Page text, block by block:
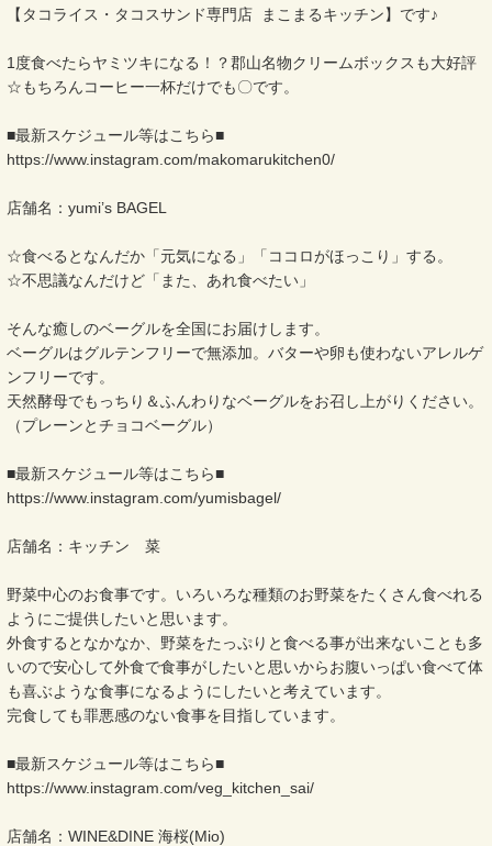
【タコライス・タコスサンド専門店 まこまるキッチン】です♪
1度食べたらヤミツキになる！？郡山名物クリームボックスも大好評
☆もちろんコーヒー一杯だけでも〇です。
■最新スケジュール等はこちら■
https://www.instagram.com/makomarukitchen0/
店舗名：yumi’s BAGEL
☆食べるとなんだか「元気になる」「ココロがほっこり」する。
☆不思議なんだけど「また、あれ食べたい」
そんな癒しのベーグルを全国にお届けします。
ベーグルはグルテンフリーで無添加。バターや卵も使わないアレルゲ
ンフリーです。
天然酵母でもっちり＆ふんわりなベーグルをお召し上がりください。
（プレーンとチョコベーグル）
■最新スケジュール等はこちら■
https://www.instagram.com/yumisbagel/
店舗名：キッチン 菜
野菜中心のお食事です。いろいろな種類のお野菜をたくさん食べれる
ようにご提供したいと思います。
外食するとなかなか、野菜をたっぷりと食べる事が出来ないことも多
いので安心して外食で食事がしたいと思いからお腹いっぱい食べて体
も喜ぶような食事になるようにしたいと考えています。
完食しても罪悪感のない食事を目指しています。
■最新スケジュール等はこちら■
https://www.instagram.com/veg_kitchen_sai/
店舗名：WINE&DINE 海桜(Mio)